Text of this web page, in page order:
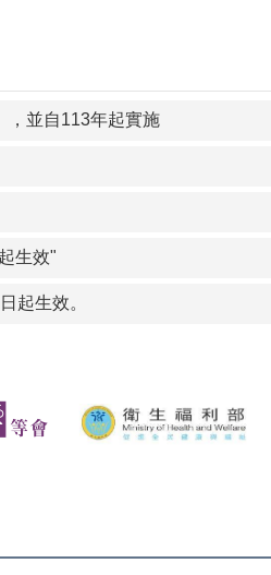
，並自113年起實施
生效"
起生效。